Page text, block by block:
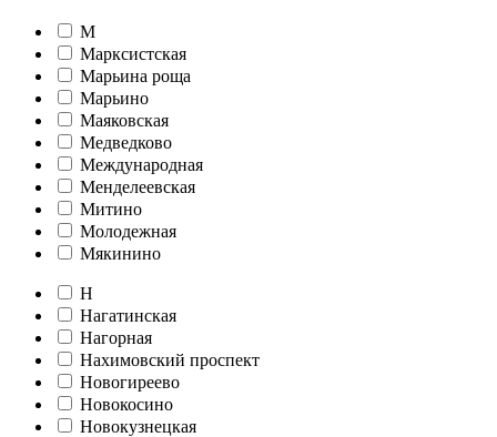
М
Марксистская
Марьина роща
Марьино
Маяковская
Медведково
Международная
Менделеевская
Митино
Молодежная
Мякинино
Н
Нагатинская
Нагорная
Нахимовский проспект
Новогиреево
Новокосино
Новокузнецкая